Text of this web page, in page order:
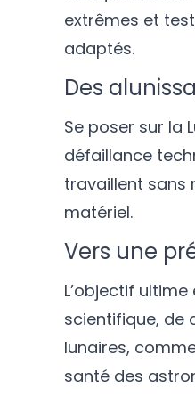
extrêmes et
adaptés.
Des
Se poser sur la
défaillance
travaillent sans
matériel.
Vers une
L’objectif
scientifique, de
lunaires,
santé des